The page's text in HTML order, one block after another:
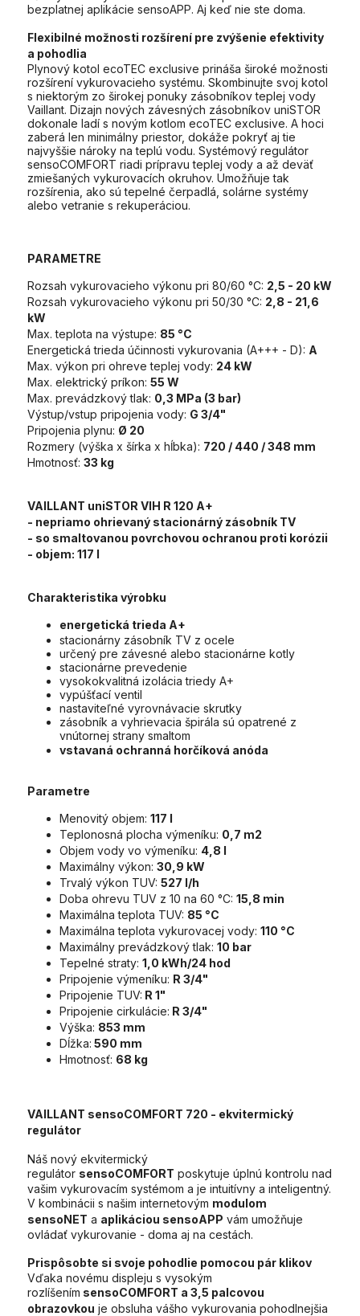
bezplatnej aplikácie sensoAPP. Aj keď nie ste doma.
Flexibilné možnosti rozšírení pre zvýšenie efektivity
a pohodlia
Plynový kotol ecoTEC exclusive prináša široké možnosti
rozšírení vykurovacieho systému. Skombinujte svoj kotol
s niektorým zo širokej ponuky zásobníkov teplej vody
Vaillant. Dizajn nových závesných zásobníkov uniSTOR
dokonale ladí s novým kotlom ecoTEC exclusive. A hoci
zaberá len minimálny priestor, dokáže pokryť aj tie
najvyššie nároky na teplú vodu. Systémový regulátor
sensoCOMFORT riadi prípravu teplej vody a až deväť
zmiešaných vykurovacích okruhov. Umožňuje tak
rozšírenia, ako sú tepelné čerpadlá, solárne systémy
alebo vetranie s rekuperáciou.
PARAMETRE
Rozsah vykurovacieho výkonu pri 80/60 °C: 2,5 - 20 kW
Rozsah vykurovacieho výkonu pri 50/30 °C: 2,8 - 21,6
kW
Max. teplota na výstupe: 85 °C
Energetická trieda účinnosti vykurovania (A+++ - D): A
Max. výkon pri ohreve teplej vody: 24 kW
Max. elektrický príkon: 55 W
Max. prevádzkový tlak: 0,3 MPa (3 bar)
Výstup/vstup pripojenia vody: G 3/4"
Pripojenia plynu: Ø 20
Rozmery (výška x šírka x hĺbka): 720 / 440 / 348 mm
Hmotnosť: 33 kg
VAILLANT uniSTOR VIH R 120 A+
- nepriamo ohrievaný stacionárný zásobník TV
- so smaltovanou povrchovou ochranou proti korózii
- objem: 117 l
Charakteristika výrobku
energetická trieda A+
stacionárny zásobník TV z ocele
určený pre závesné alebo stacionárne kotly
stacionárne prevedenie
vysokokvalitná izolácia triedy A+
vypúšťací ventil
nastaviteľné vyrovnávacie skrutky
zásobník a vyhrievacia špirála sú opatrené z
vnútornej strany smaltom
vstavaná ochranná horčíková anóda
Parametre
Menovitý objem: 117 l
Teplonosná plocha výmeníku: 0,7 m2
Objem vody vo výmeníku: 4,8 l
Maximálny výkon: 30,9 kW
Trvalý výkon TUV: 527 l/h
Doba ohrevu TUV z 10 na 60 °C: 15,8 min
Maximálna teplota TUV: 85 °C
Maximálna teplota vykurovacej vody: 110 °C
Maximálny prevádzkový tlak: 10 bar
Tepelné straty: 1,0 kWh/24 hod
Pripojenie výmeníku: R 3/4"
Pripojenie TUV: R 1"
Pripojenie cirkulácie: R 3/4"
Výška: 853 mm
Dĺžka: 590 mm
Hmotnosť: 68 kg
VAILLANT sensoCOMFORT 720 - ekvitermický
regulátor
Náš nový ekvitermický
regulátor sensoCOMFORT poskytuje úplnú kontrolu nad
vašim vykurovacím systémom a je intuitívny a inteligentný.
V kombinácii s našim internetovým modulom
sensoNET a aplikáciou sensoAPP vám umožňuje
ovládať vykurovanie - doma aj na cestách.
Prispôsobte si svoje pohodlie pomocou pár klikov
Vďaka novému displeju s vysokým
rozlíšením sensoCOMFORT a 3,5 palcovou
obrazovkou je obsluha vášho vykurovania pohodlnejšia